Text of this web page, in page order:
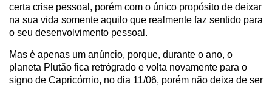
certa crise pessoal, porém com o único propósito de deixar
na sua vida somente aquilo que realmente faz sentido para
o seu desenvolvimento pessoal.
Mas é apenas um anúncio, porque, durante o ano, o
planeta Plutão fica retrógrado e volta novamente para o
signo de Capricórnio, no dia 11/06, porém não deixa de ser